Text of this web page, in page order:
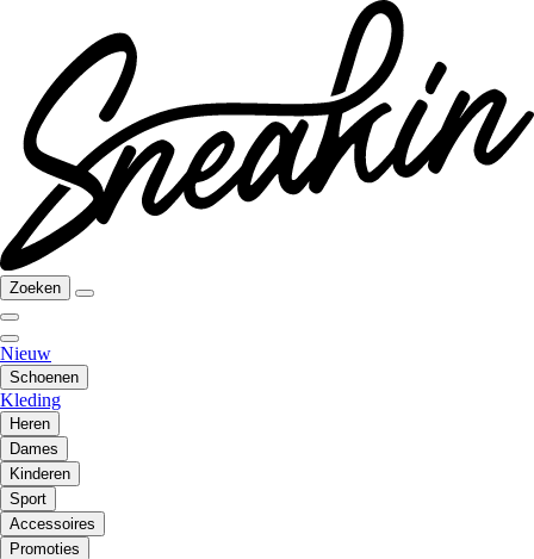
Zoeken
Nieuw
Schoenen
Kleding
Heren
Dames
Kinderen
Sport
Accessoires
Promoties